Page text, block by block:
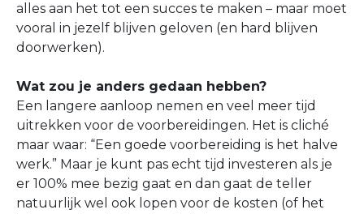
alles aan het tot een succes te maken – maar moet
vooral in jezelf blijven geloven (en hard blijven
doorwerken).
Wat zou je anders gedaan hebben?
Een langere aanloop nemen en veel meer tijd
uitrekken voor de voorbereidingen. Het is cliché
maar waar: “Een goede voorbereiding is het halve
werk.” Maar je kunt pas echt tijd investeren als je
er 100% mee bezig gaat en dan gaat de teller
natuurlijk wel ook lopen voor de kosten (of het